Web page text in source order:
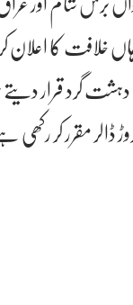
خلافت کا اعلان
گرد قرار
مقرر کر